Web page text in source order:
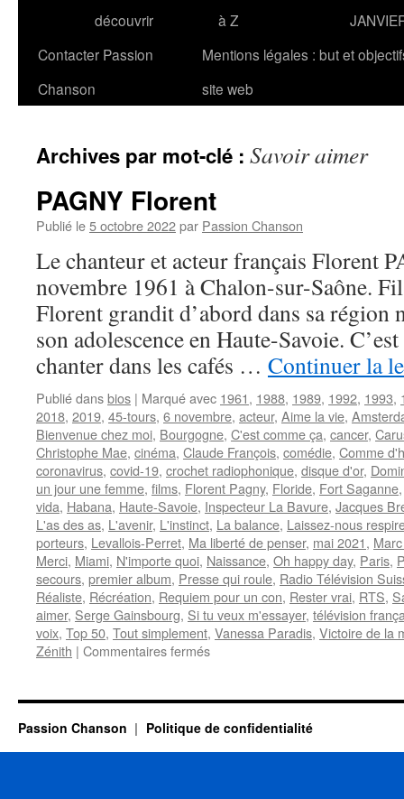
découvrir
à Z
Contacter Passion
Chanson
Mentions légales : but et
site web
Archives par mot-clé : Savoir aimer
PAGNY Florent
Publié le5 octobre 2022par Passion Chanson
Le chanteur et acteur français Florent
novembre 1961 à Chalon-sur-Saône.
Florent grandit d’abord dans sa région
son adolescence en Haute-Savoie.
chanter dans les cafés … Continuer la
Publié dansbios | Marqué avec 1961, 1988, 1989, 1992, 1993,
2018, 2019, 45-tours, 6 novembre, acteur, Aime la vie,
Bienvenue chez moi, Bourgogne, C'est comme ça, cancer,
Christophe Mae, cinéma, Claude François, comédie, Comme
coronavirus, covid-19, crochet radiophonique, disque d'or,
un jour une femme, films, Florent Pagny, Floride, Fort Saganne
vida, Habana, Haute-Savoie, Inspecteur La Bavure, Jacques
L'as des as, L'avenir, L'instinct, La balance, Laissez-nous
porteurs, Levallois-Perret, Ma liberté de penser, mai 2021,
Merci, Miami, N'importe quoi, Naissance, Oh happy day, Paris,
secours, premier album, Presse qui roule, Radio Télévision
Réaliste, Récréation, Requiem pour un con, Rester vrai, RTS,
aimer, Serge Gainsbourg, Si tu veux m'essayer, télévision
voix, Top 50, Tout simplement, Vanessa Paradis, Victoire de la
Zénith | Commentaires ferméssur
Passion Chanson Politique de confidentialité